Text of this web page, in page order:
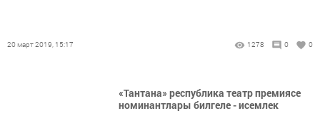
20 март 2019, 15:17 1278 0 0
«Тантана» республика театр премиясе
номинантлары билгеле - исемлек